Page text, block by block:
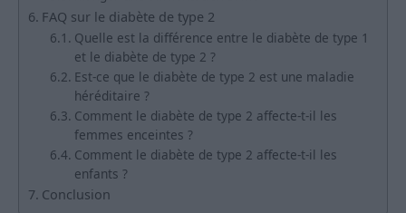
FAQ sur le diabète de type 2
Quelle est la différence entre le diabète de type 1
et le diabète de type 2 ?
Est-ce que le diabète de type 2 est une maladie
héréditaire ?
Comment le diabète de type 2 affecte-t-il les
femmes enceintes ?
Comment le diabète de type 2 affecte-t-il les
enfants ?
Conclusion